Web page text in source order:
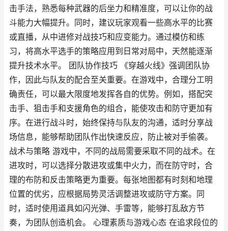
击手法，熟悉每种武器的后坐力和精准度，可以让你的战
斗能力大幅提升。同时，建议玩家观看一些高水平的比赛
或直播，从中进修对战技巧和应变能力。通过模仿和练
习，将高水平选手的策略应用到日常对局中，天然能逐渐
提升技术水平。 团队协作技巧 《穿越火线》强调团队协
作，因此与队友的配合至关重要。在游戏中，合理分工明
确责任，可以最大限度地发挥各自的优势。例如，搭配突
击手、狙击手和支援角色的组合，能使攻击和防守更加有
序。在进行战斗时，始终保持与队友的沟通，适时分享战
场信息，能够帮助团队作出快速反应，防止被对手偷袭。
战术与策略 游戏中，不同的战局需要采取不同的战术。在
进攻时，可以选择分散进攻或集中火力，而在防守时，合
理的布防和反击策略更为重要。每张地图都有时刻和地理
位置的优劣，应根据局势灵活调整进攻或防守方案。同
时，适时使用道具如闪光弹、手雷等，能够打乱敌方节
奏，为团队创造机会。 心理素质与游戏心态 在追求段位的